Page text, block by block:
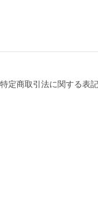
特定商取引法に関する表記